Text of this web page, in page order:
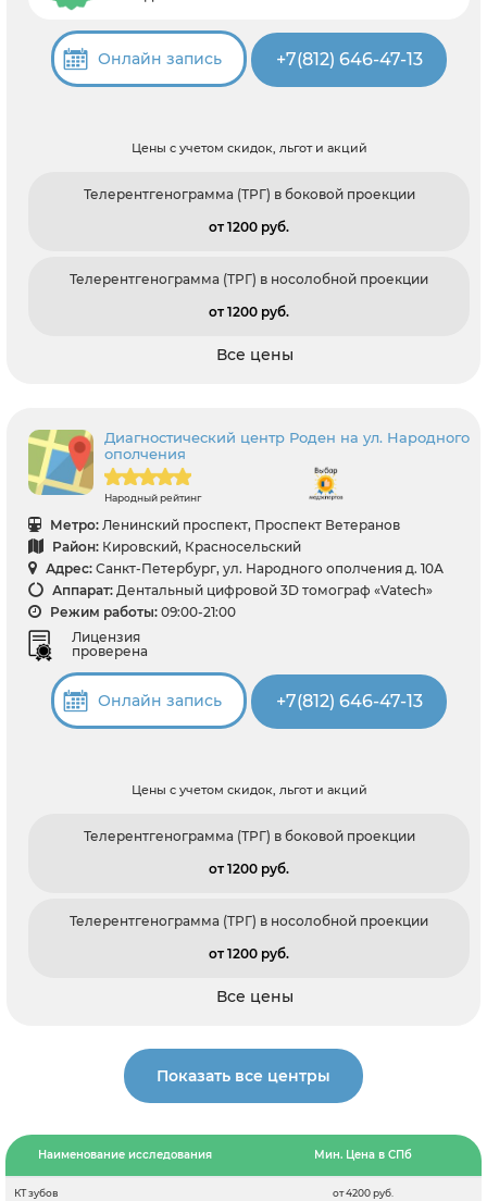
Онлайн запись +7(812) 646-47-13
Цены с учетом скидок, льгот и акций
Телерентгенограмма (ТРГ) в боковой проекции
от 1200 pуб.
Телерентгенограмма (ТРГ) в носолобной проекции
от 1200 pуб.
Все цены
Диагностический центр Роден на ул. Народного
ополчения
Народный рейтинг
Метро: Ленинский проспект, Проспект Ветеранов
Район: Кировский, Красносельский
Адрес: Санкт-Петербург, ул. Народного ополчения д. 10А
Аппарат: Дентальный цифровой 3D томограф «Vatech»
Режим работы: 09:00-21:00
Лицензия
проверена
Онлайн запись +7(812) 646-47-13
Цены с учетом скидок, льгот и акций
Телерентгенограмма (ТРГ) в боковой проекции
от 1200 pуб.
Телерентгенограмма (ТРГ) в носолобной проекции
от 1200 pуб.
Все цены
Показать все центры
Наименование исследования Мин. Цена в СПб
КТ зубов от 4200 руб.